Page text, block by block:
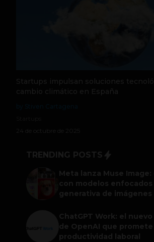
Startups impulsan soluciones
cambio climático en España
24 de octubre de 2025
TRENDING POSTS
Meta lanza Muse
con modelos enfocados
generativa de imágenes
ChatGPT Work: el
de OpenAI que promete
productividad laboral